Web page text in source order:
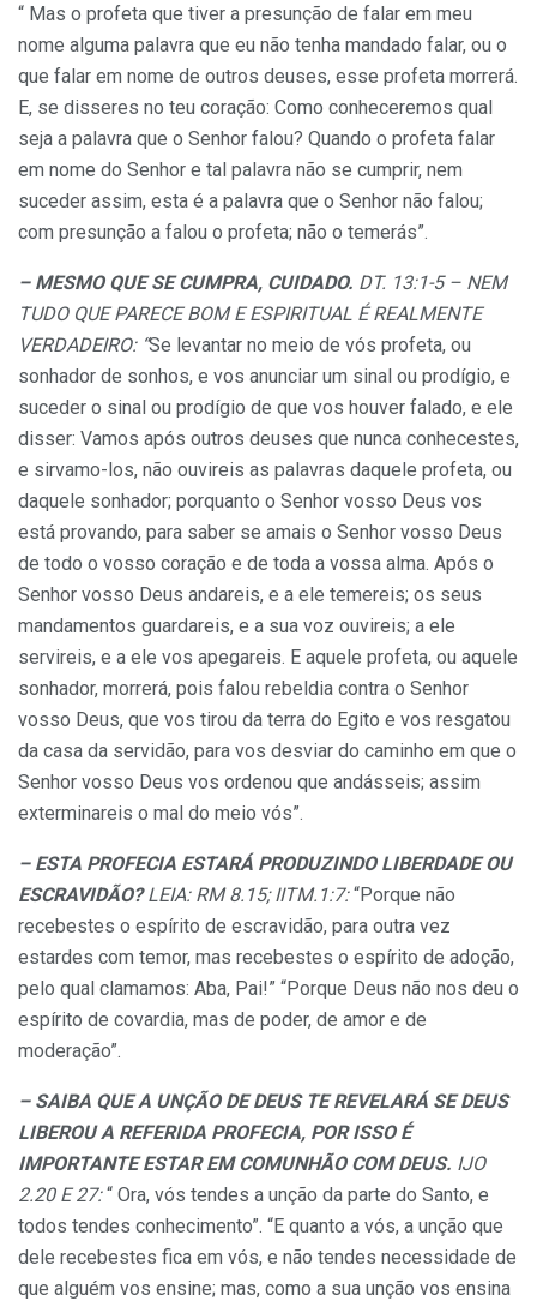
“ Mas o profeta que tiver a presunção de falar em meu
nome alguma palavra que eu não tenha mandado falar, ou o
que falar em nome de outros deuses, esse profeta morrerá.
E, se disseres no teu coração: Como conheceremos qual
seja a palavra que o Senhor falou? Quando o profeta falar
em nome do Senhor e tal palavra não se cumprir, nem
suceder assim, esta é a palavra que o Senhor não falou;
com presunção a falou o profeta; não o temerás”.
– MESMO QUE SE CUMPRA, CUIDADO. DT. 13:1-5 – NEM
TUDO QUE PARECE BOM E ESPIRITUAL É REALMENTE
VERDADEIRO: “Se levantar no meio de vós profeta, ou
sonhador de sonhos, e vos anunciar um sinal ou prodígio, e
suceder o sinal ou prodígio de que vos houver falado, e ele
disser: Vamos após outros deuses que nunca conhecestes,
e sirvamo-los, não ouvireis as palavras daquele profeta, ou
daquele sonhador; porquanto o Senhor vosso Deus vos
está provando, para saber se amais o Senhor vosso Deus
de todo o vosso coração e de toda a vossa alma. Após o
Senhor vosso Deus andareis, e a ele temereis; os seus
mandamentos guardareis, e a sua voz ouvireis; a ele
servireis, e a ele vos apegareis. E aquele profeta, ou aquele
sonhador, morrerá, pois falou rebeldia contra o Senhor
vosso Deus, que vos tirou da terra do Egito e vos resgatou
da casa da servidão, para vos desviar do caminho em que o
Senhor vosso Deus vos ordenou que andásseis; assim
exterminareis o mal do meio vós”.
– ESTA PROFECIA ESTARÁ PRODUZINDO LIBERDADE OU
ESCRAVIDÃO?LEIA: RM 8.15; IITM.1:7:“Porque não
recebestes o espírito de escravidão, para outra vez
estardes com temor, mas recebestes o espírito de adoção,
pelo qual clamamos: Aba, Pai!” “Porque Deus não nos deu o
espírito de covardia, mas de poder, de amor e de
moderação”.
– SAIBA QUE A UNÇÃO DE DEUS TE REVELARÁ SE DEUS
LIBEROU A REFERIDA PROFECIA, POR ISSO É
IMPORTANTE ESTAR EM COMUNHÃO COM DEUS. IJO
2.20 E 27:“ Ora, vós tendes a unção da parte do Santo, e
todos tendes conhecimento”. “E quanto a vós, a unção que
dele recebestes fica em vós, e não tendes necessidade de
que alguém vos ensine; mas, como a sua unção vos ensina